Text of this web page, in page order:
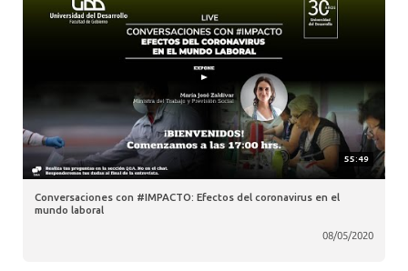
55:49
Conversaciones con #IMPACTO: Efectos del coronavirus en el
mundo laboral
08/05/2020